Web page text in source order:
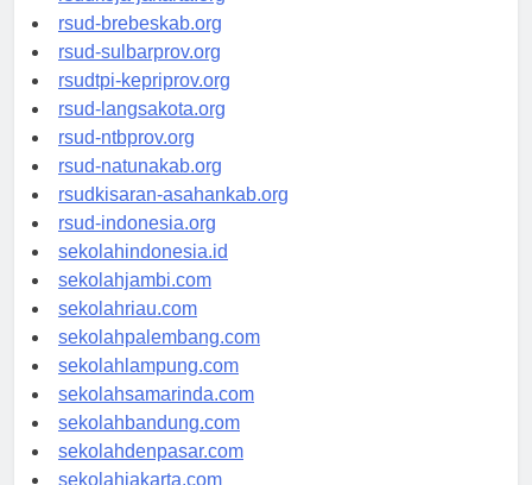
rsudkoja-jakarta.org
rsud-brebeskab.org
rsud-sulbarprov.org
rsudtpi-kepriprov.org
rsud-langsakota.org
rsud-ntbprov.org
rsud-natunakab.org
rsudkisaran-asahankab.org
rsud-indonesia.org
sekolahindonesia.id
sekolahjambi.com
sekolahriau.com
sekolahpalembang.com
sekolahlampung.com
sekolahsamarinda.com
sekolahbandung.com
sekolahdenpasar.com